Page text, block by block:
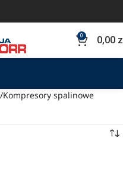
0 0,00
Kompresory spalinowe